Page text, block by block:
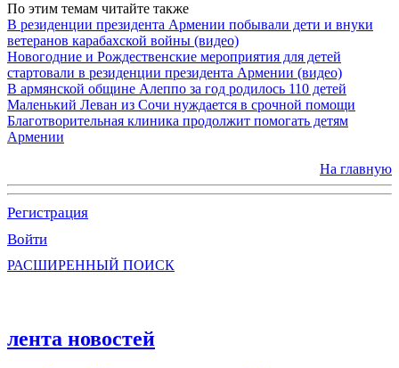
По этим темам читайте также
В резиденции президента Армении побывали дети и внуки
ветеранов карабахской войны (видео)
Новогодние и Рождественские мероприятия для детей
стартовали в резиденции президента Армении (видео)
В армянской общине Алеппо за год родилось 110 детей
Маленький Леван из Сочи нуждается в срочной помощи
Благотворительная клиника продолжит помогать детям
Армении
На главную
Регистрация
Войти
РАСШИРЕННЫЙ ПОИСК
лента новостей